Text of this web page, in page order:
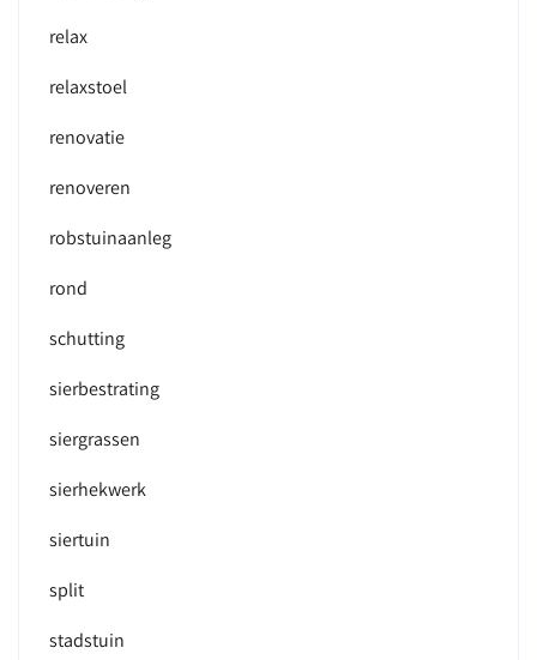
relax
relaxstoel
renovatie
renoveren
robstuinaanleg
rond
schutting
sierbestrating
siergrassen
sierhekwerk
siertuin
split
stadstuin